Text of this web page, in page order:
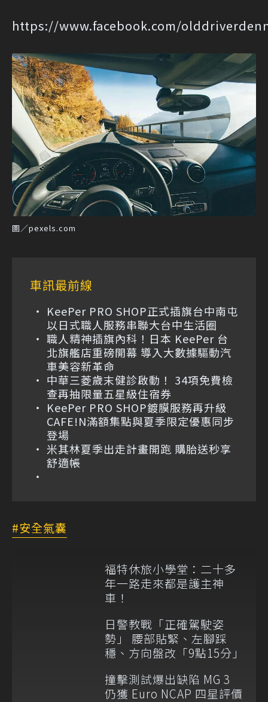
https://www.facebook.com/
圖／pexels.com
車訊最前線
KeePer PRO SHOP正式插旗台中南屯
以日式職人服務串聯大台中生活圈
職人精神插旗內科！日本 KeePer 台
北旗艦店重磅開幕 導入大數據驅動汽
車美容新革命
中華三菱歲末健診啟動！ 34項免費檢
查再抽限量五星級住宿券
KeePer PRO SHOP鍍膜服務再升級
CAFE!N滿額集點與夏季限定優惠同步
登場
米其林夏季出走計畫開跑 購胎送秒享
舒適帳
安全氣囊
福特休旅小學堂：二十多
年一路走來都是護主神
車！
日警教戰「正確駕駛姿
勢」 腰部貼緊、左腳踩
穩、方向盤改「9點15分」
撞擊測試爆出缺陷 MG 3
仍獲 Euro NCAP 四星評價